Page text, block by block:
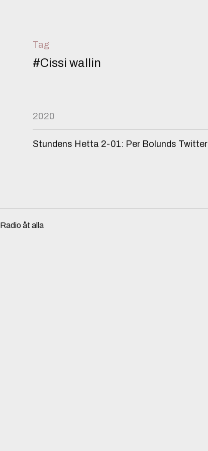
Tag
#Cissi wallin
2020
Stundens Hetta 2-01: Per Bolunds Twitter
Radio åt alla